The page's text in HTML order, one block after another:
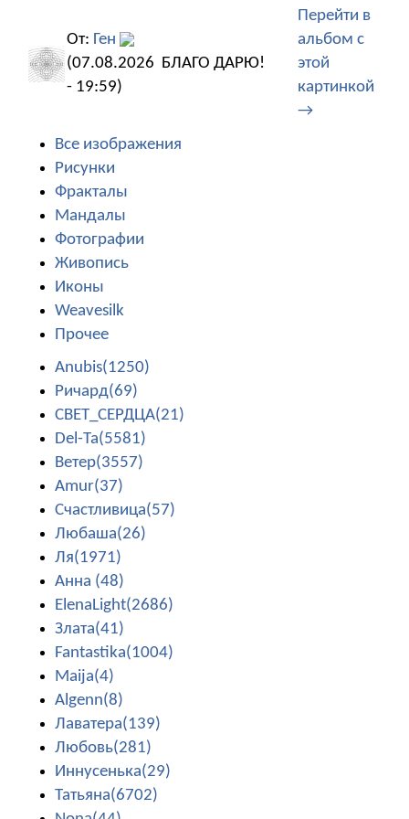
От: Ген
(07.08.2026
- 19:59)
БЛАГО ДАРЮ!
Перейти в
альбом с
этой
картинкой
→
Все изображения
Рисунки
Фракталы
Мандалы
Фотографии
Живопись
Иконы
Weavesilk
Прочее
Anubis(1250)
Ричард(69)
СВЕТ_СЕРДЦА(21)
Del-Ta(5581)
Ветер(3557)
Amur(37)
Счастливица(57)
Любаша(26)
Ля(1971)
Анна (48)
ElenaLight(2686)
Злата(41)
Fantastika(1004)
Maija(4)
Algenn(8)
Лаватера(139)
Любовь(281)
Иннусенька(29)
Татьяна(6702)